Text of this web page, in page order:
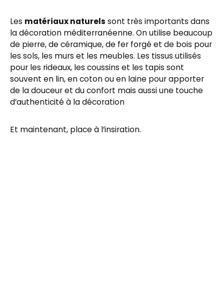
Les matériaux naturels sont très importants dans
la décoration méditerranéenne. On utilise beaucoup
de pierre, de céramique, de fer forgé et de bois pour
les sols, les murs et les meubles. Les tissus utilisés
pour les rideaux, les coussins et les tapis sont
souvent en lin, en coton ou en laine pour apporter
de la douceur et du confort mais aussi une touche
d’authenticité à la décoration
Et maintenant, place à l’insiration.